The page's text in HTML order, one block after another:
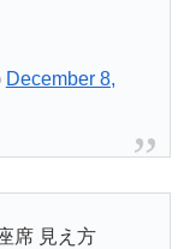
December 8,
席 見え方